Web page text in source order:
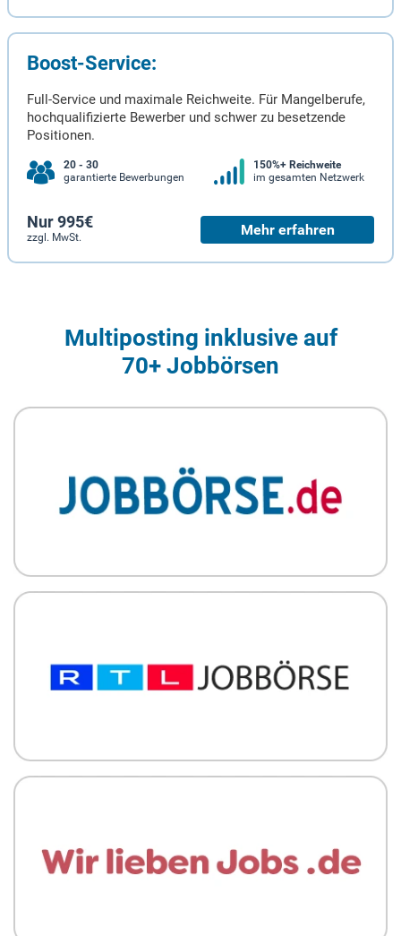
Boost-Service:
Full-Service und maximale Reichweite. Für Mangelberufe,
hochqualifizierte Bewerber und schwer zu besetzende
Positionen.
20 - 30
garantierte Bewerbungen
150%+ Reichweite
im gesamten Netzwerk
Nur 995€
zzgl. MwSt. Mehr erfahren
Multiposting inklusive auf
70+ Jobbörsen